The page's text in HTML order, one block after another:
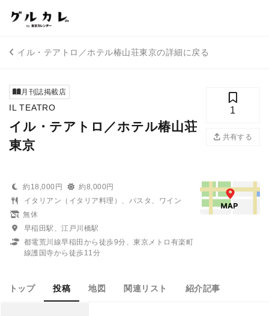
イル・テアトロ／ホテル椿山荘東京の詳細に戻る
月刊誌掲載店
IL TEATRO
イル・テアトロ／ホテル椿山荘
東京
1
共有する
約18,000円
約8,000円
イタリアン（イタリア料理）、パスタ、ワイン
無休
早稲田駅、江戸川橋駅
都電荒川線早稲田から徒歩9分、東京メトロ有楽町
線護国寺から徒歩11分
トップ 投稿 地図 関連リスト 紹介記事